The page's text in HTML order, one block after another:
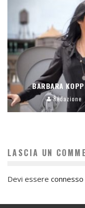
BARBARA
Redazione
LASCIA UN
Devi essere connesso